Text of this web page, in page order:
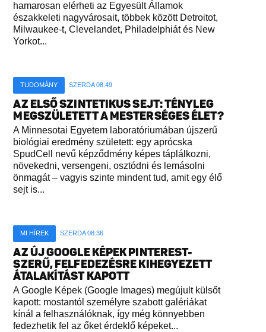
hamarosan elérheti az Egyesült Államok
északkeleti nagyvárosait, többek között Detroitot,
Milwaukee-t, Clevelandet, Philadelphiát és New
Yorkot...
TUDOMÁNY SZERDA 08:49
AZ ELSŐ SZINTETIKUS SEJT: TÉNYLEG
MEGSZÜLETETT A MESTERSÉGES ÉLET?
A Minnesotai Egyetem laboratóriumában újszerű
biológiai eredmény született: egy aprócska
SpudCell nevű képződmény képes táplálkozni,
növekedni, versengeni, osztódni és lemásolni
önmagát – vagyis szinte mindent tud, amit egy élő
sejt is...
MI HÍREK SZERDA 08:36
AZ ÚJ GOOGLE KÉPEK PINTEREST-
SZERŰ, FELFEDEZÉSRE KIHEGYEZETT
ÁTALAKÍTÁST KAPOTT
A Google Képek (Google Images) megújult külsőt
kapott: mostantól személyre szabott galériákat
kínál a felhasználóknak, így még könnyebben
fedezhetik fel az őket érdeklő képeket...